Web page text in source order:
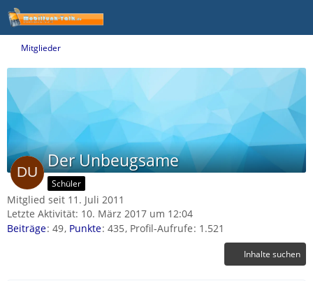
Mitglieder
Der Unbeugsame
Schüler
Mitglied seit 11. Juli 2011
Letzte Aktivität: 10. März 2017 um 12:04
Beiträge 49 Punkte 435 Profil-Aufrufe 1.521
Inhalte suchen